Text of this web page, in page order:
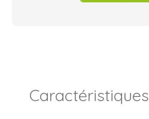
Caractéristiques